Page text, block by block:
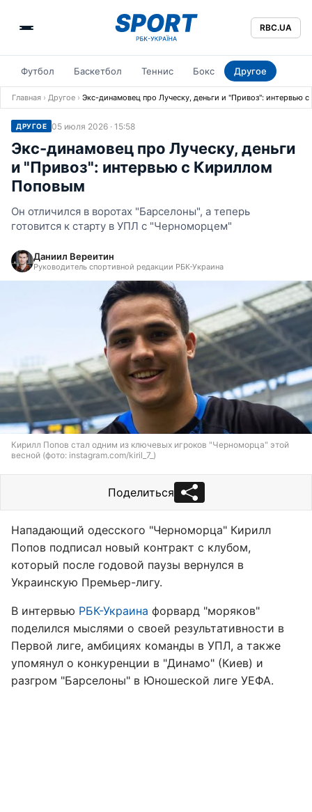
RBC.UA
Футбол Баскетбол Теннис Бокс Другое
Главная › Другое › Экс-динамовец про Луческу, деньги и "Привоз": интервью
ДРУГОЕ 05 июля 2026 · 15:58
Экс-динамовец про Луческу, деньги
и "Привоз": интервью с Кириллом
Поповым
Он отличился в воротах "Барселоны", а теперь
готовится к старту в УПЛ с "Черноморцем"
Даниил Вереитин
Руководитель спортивной редакции РБК-Украина
Кирилл Попов стал одним из ключевых игроков "Черноморца" этой
весной (фото: instagram.com/kiril_7_)
Поделиться
Нападающий одесского "Черноморца" Кирилл
Попов подписал новый контракт с клубом,
который после годовой паузы вернулся в
Украинскую Премьер-лигу.
В интервью РБК-Украина форвард "моряков"
поделился мыслями о своей результативности в
Первой лиге, амбициях команды в УПЛ, а также
упомянул о конкуренции в "Динамо" (Киев) и
разгром "Барселоны" в Юношеской лиге УЕФА.